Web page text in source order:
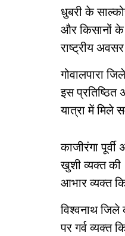
धुबरी के
और किसानों के
राष्ट्रीय
गोवालपारा
इस
यात्रा में मिले
काजीरंगा
खुशी व्यक्त
आभार व्यक्त
विश्वनाथ जिले
पर गर्व व्यक्त